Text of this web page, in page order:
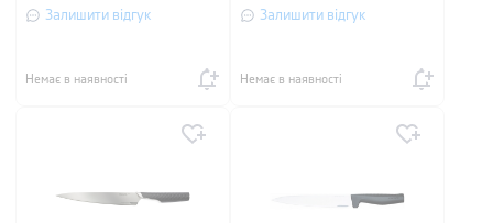
Залишити відгук
Немає в наявності
Залишити відгук
Немає в наявності